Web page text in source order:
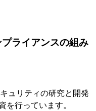
ライアンスの組み
ュリティの研究と開発
を行っています。